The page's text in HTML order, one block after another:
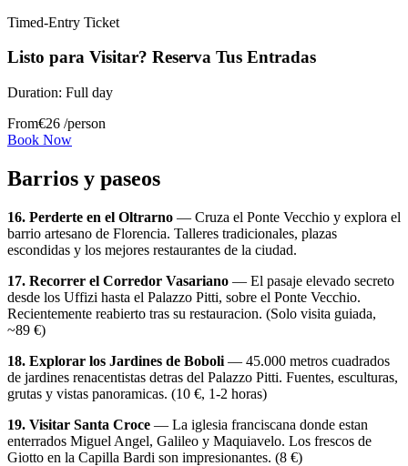
Timed-Entry Ticket
Listo para Visitar? Reserva Tus Entradas
Duration: Full day
From€26 /person
Book Now
Barrios y paseos
16. Perderte en el Oltrarno — Cruza el Ponte Vecchio y explora el
barrio artesano de Florencia. Talleres tradicionales, plazas
escondidas y los mejores restaurantes de la ciudad.
17. Recorrer el Corredor Vasariano — El pasaje elevado secreto
desde los Uffizi hasta el Palazzo Pitti, sobre el Ponte Vecchio.
Recientemente reabierto tras su restauracion. (Solo visita guiada,
~89 €)
18. Explorar los Jardines de Boboli — 45.000 metros cuadrados
de jardines renacentistas detras del Palazzo Pitti. Fuentes, esculturas,
grutas y vistas panoramicas. (10 €, 1-2 horas)
19. Visitar Santa Croce — La iglesia franciscana donde estan
enterrados Miguel Angel, Galileo y Maquiavelo. Los frescos de
Giotto en la Capilla Bardi son impresionantes. (8 €)